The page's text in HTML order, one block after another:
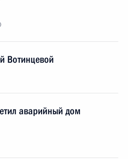
Вотинцевой
аварийный дом